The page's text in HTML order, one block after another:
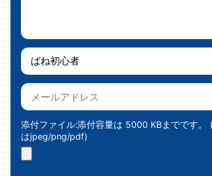
添付ファイル:添付容量は 5000 KBまでです。
はjpeg/png/pdf)